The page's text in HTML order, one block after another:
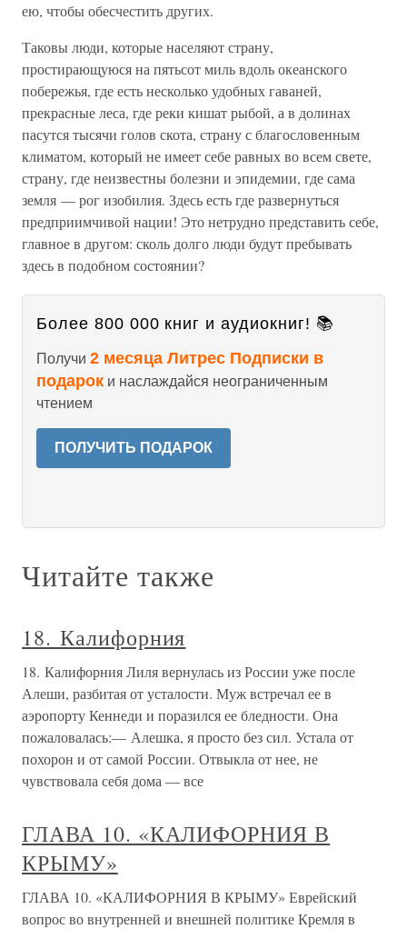
ею, чтобы обесчестить других.
Таковы люди, которые населяют страну,
простирающуюся на пятьсот миль вдоль океанского
побережья, где есть несколько удобных гаваней,
прекрасные леса, где реки кишат рыбой, а в долинах
пасутся тысячи голов скота, страну с благословенным
климатом, который не имеет себе равных во всем свете,
страну, где неизвестны болезни и эпидемии, где сама
земля — рог изобилия. Здесь есть где развернуться
предприимчивой нации! Это нетрудно представить себе,
главное в другом: сколь долго люди будут пребывать
здесь в подобном состоянии?
Более 800 000 книг и аудиокниг! 📚
Получи 2 месяца Литрес Подписки в
подарок и наслаждайся неограниченным
чтением
ПОЛУЧИТЬ ПОДАРОК
Читайте также
18. Калифорния
18. Калифорния Лиля вернулась из России уже после
Алеши, разбитая от усталости. Муж встречал ее в
аэропорту Кеннеди и поразился ее бледности. Она
пожаловалась:— Алешка, я просто без сил. Устала от
похорон и от самой России. Отвыкла от нее, не
чувствовала себя дома — все
ГЛАВА 10. «КАЛИФОРНИЯ В
КРЫМУ»
ГЛАВА 10. «КАЛИФОРНИЯ В КРЫМУ» Еврейский
вопрос во внутренней и внешней политике Кремля в